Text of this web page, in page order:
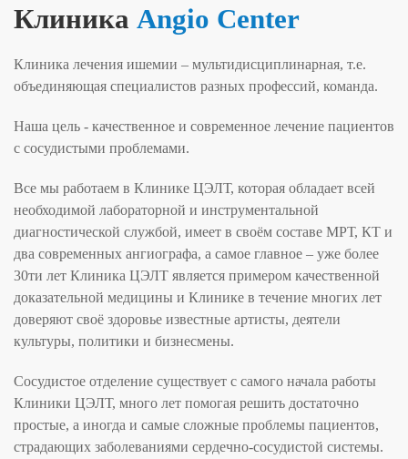
Клиника Angio Center
Клиника лечения ишемии – мультидисциплинарная, т.е.
объединяющая специалистов разных профессий, команда.
Наша цель - качественное и современное лечение пациентов
с сосудистыми проблемами.
Все мы работаем в Клинике ЦЭЛТ, которая обладает всей
необходимой лабораторной и инструментальной
диагностической службой, имеет в своём составе МРТ, КТ и
два современных ангиографа, а самое главное – уже более
30ти лет Клиника ЦЭЛТ является примером качественной
доказательной медицины и Клинике в течение многих лет
доверяют своё здоровье известные артисты, деятели
культуры, политики и бизнесмены.
Сосудистое отделение существует с самого начала работы
Клиники ЦЭЛТ, много лет помогая решить достаточно
простые, а иногда и самые сложные проблемы пациентов,
страдающих заболеваниями сердечно-сосудистой системы.